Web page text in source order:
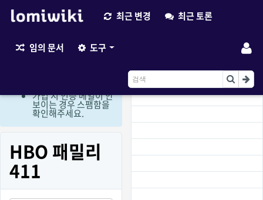
최근 변경 최근 토론
임의 문서 도구
현재 로그인 회원만 편
집이 가능한 상태입니
가입 시 인증 메일이 안
보이는 경우 스팸함을
확인해주세요.
HBO 패밀리
411